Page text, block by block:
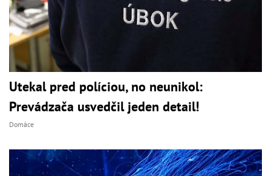
Utekal pred políciou, no neunikol:
Prevádzača usvedčil jeden detail!
Domáce